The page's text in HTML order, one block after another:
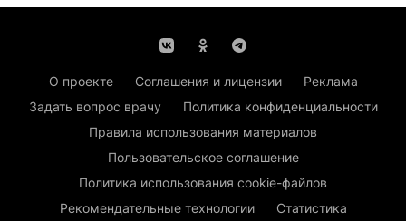
О проекте Соглашения и лицензии
Реклама
Задать вопрос врачу
Политика конфиденциальности
Правила использования материалов
Пользовательское соглашение
Политика использования cookie-файлов
Рекомендательные технологии
Статистика